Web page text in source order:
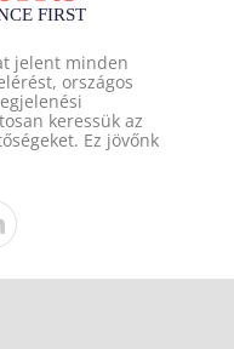
jelent minden
országos
keressük az
Ez jövőnk